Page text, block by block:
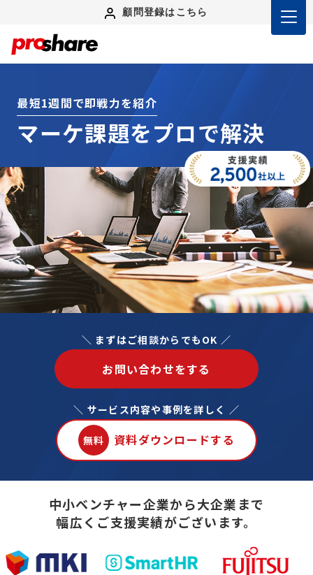
顧問登録はこちら
最短1週間で即戦力を紹介
マーケ課題をプロで解決
＼ まずはご相談からでもOK ／
お問い合わせをする
＼ サービス内容や事例を詳しく ／
無料 資料ダウンロードする
中小ベンチャー企業から大企業まで
幅広くご支援実績がございます。